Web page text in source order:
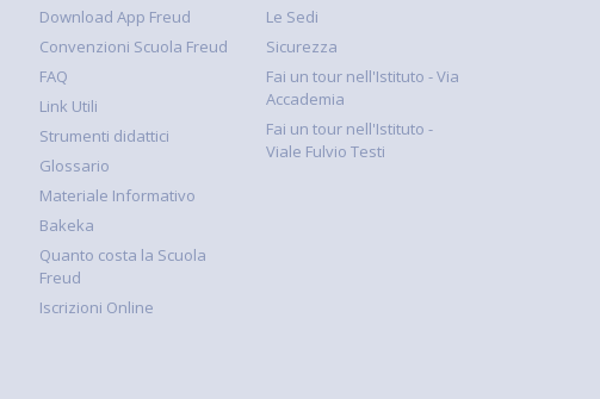
Download App Freud
Convenzioni Scuola Freud
FAQ
Link Utili
Strumenti didattici
Glossario
Materiale Informativo
Bakeka
Quanto costa la Scuola
Freud
Iscrizioni Online
Le Sedi
Sicurezza
Fai un tour nell'Istituto - Via
Accademia
Fai un tour nell'Istituto -
Viale Fulvio Testi